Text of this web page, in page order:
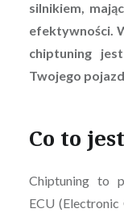
silnikiem,
efektywności.
chiptuning
Twojego
Co to
Chiptuning to
ECU